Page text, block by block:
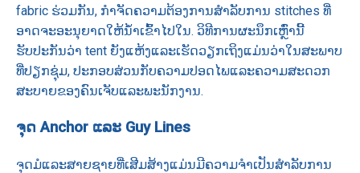
fabric ຮ່ວມກັນ, ກໍາຈັດຄວາມຕ້ອງການສໍາລັບການ stitches ທີ່
ອາດຈະອະນຸຍາດໃຫ້ນ້ໍາເຂົ້າໄປໃນ. ວິທີການຜະນຶກເຫຼົ່ານີ້
ຮັບປະກັນວ່າ tent ຍັງແຫ້ງແລະເຮັດວຽກເຖິງແມ່ນວ່າໃນສະພາບ
ທີ່ປຽກຊຸ່ມ, ປະກອບສ່ວນກັບຄວາມປອດໄພແລະຄວາມສະດວກ
ສະບາຍຂອງຄົນເຈັບແລະພະນັກງານ.
ຈຸດ Anchor ແລະ Guy Lines
ຈຸດມໍແລະສາຍຊາຍທີ່ເສີມສ້າງແມ່ນມີຄວາມຈໍາເປັນສໍາລັບການ